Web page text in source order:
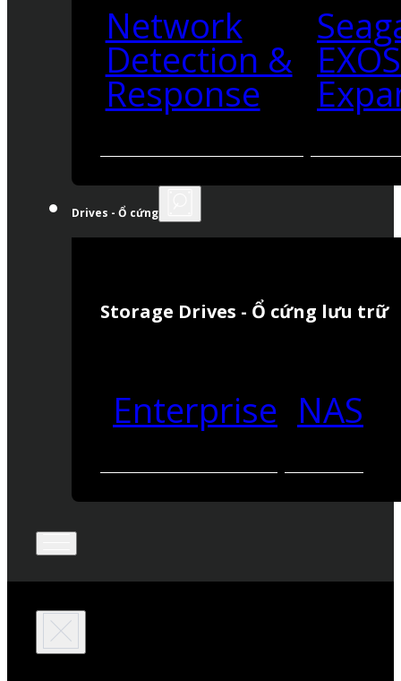
Network
Detection &
Response
EXOS
Drives - Ổ cứng
Storage Drives - Ổ cứng lưu trữ
Enterprise NAS